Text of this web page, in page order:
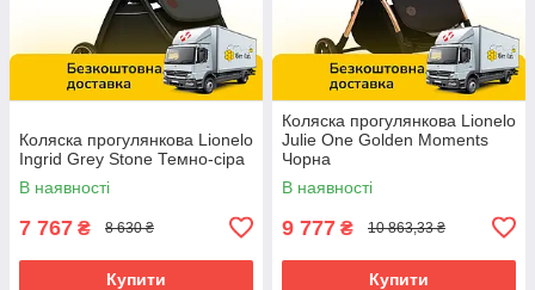
Коляска прогулянкова Lionelo
Ingrid Grey Stone Темно-сіра
В наявності
7 767 ₴ 8 630 ₴
Купити
Коляска прогулянкова Lionelo
Julie One Golden Moments
Чорна
В наявності
9 777 ₴ 10 863,33 ₴
Купити